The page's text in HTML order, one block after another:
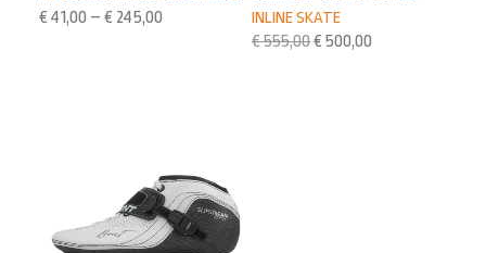
INLINE SKATE
€555,00€ 500,00
€ 41,00 – € 245,00